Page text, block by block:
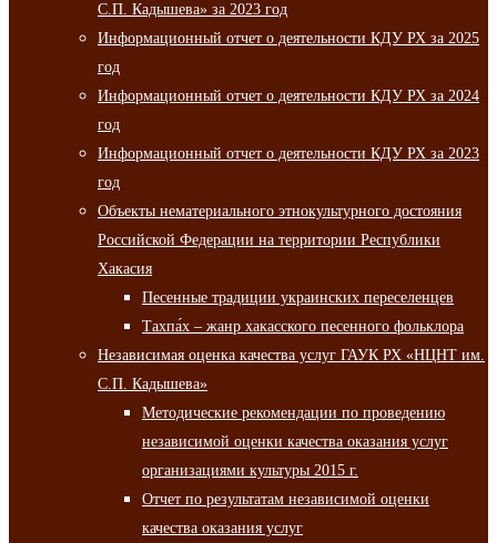
С.П. Кадышева» за 2023 год
Информационный отчет о деятельности КДУ РХ за 2025
год
Информационный отчет о деятельности КДУ РХ за 2024
год
Информационный отчет о деятельности КДУ РХ за 2023
год
Объекты нематериального этнокультурного достояния
Российской Федерации на территории Республики
Хакасия
Песенные традиции украинских переселенцев
Тахпа́х – жанр хакасского песенного фольклора
Независимая оценка качества услуг ГАУК РХ «НЦНТ им.
С.П. Кадышева»
Методические рекомендации по проведению
независимой оценки качества оказания услуг
организациями культуры 2015 г.
Отчет по результатам независимой оценки
качества оказания услуг